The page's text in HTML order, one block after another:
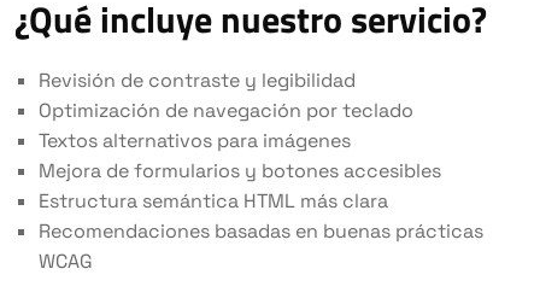
¿Qué incluye nuestro servicio?
Revisión de contraste y legibilidad
Optimización de navegación por teclado
Textos alternativos para imágenes
Mejora de formularios y botones accesibles
Estructura semántica HTML más clara
Recomendaciones basadas en buenas prácticas
WCAG